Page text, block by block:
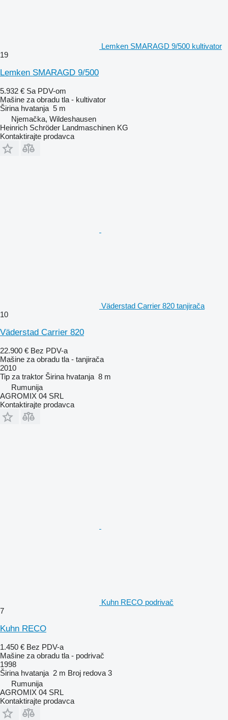
Lemken SMARAGD 9/500 kultivator
19
Lemken SMARAGD 9/500
5.932 € Sa PDV-om
Mašine za obradu tla - kultivator
Širina hvatanja 5 m
Njemačka, Wildeshausen
Heinrich Schröder Landmaschinen KG
Kontaktirajte prodavca
Väderstad Carrier 820 tanjirača
10
Väderstad Carrier 820
22.900 € Bez PDV-a
Mašine za obradu tla - tanjirača
2010
Tip za traktor Širina hvatanja 8 m
Rumunija
AGROMIX 04 SRL
Kontaktirajte prodavca
Kuhn RECO podrivač
7
Kuhn RECO
1.450 € Bez PDV-a
Mašine za obradu tla - podrivač
1998
Širina hvatanja 2 m Broj redova 3
Rumunija
AGROMIX 04 SRL
Kontaktirajte prodavca